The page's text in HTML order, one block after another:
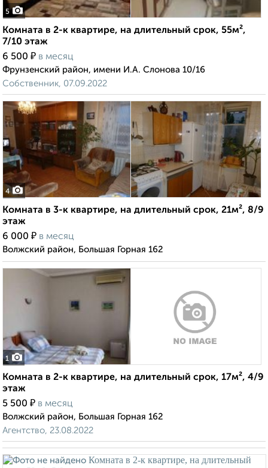
5
Комната в 2-к квартире, на длительный срок, 55м²,
7/10 этаж
6 500 ₽ в месяц
Фрунзенский район, имени И.А. Слонова 10/16
Собственник, 07.09.2022
4
Комната в 3-к квартире, на длительный срок, 21м², 8/9
этаж
6 000 ₽ в месяц
Волжский район, Большая Горная 162
1
Комната в 2-к квартире, на длительный срок, 17м², 4/9
этаж
5 500 ₽ в месяц
Волжский район, Большая Горная 162
Агентство, 23.08.2022